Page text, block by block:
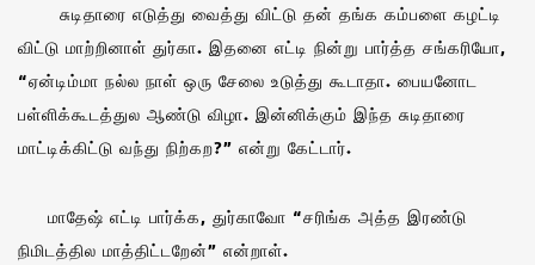
சுடிதாரை எடுத்து வைத்து விட்டு தன் தங்க கம்பளை கழட்டி
விட்டு மாற்றினாள் துர்கா. இதனை எட்டி நின்று பார்த்த சங்கரியோ,
“ஏன்டிம்மா நல்ல நாள் ஒரு சேலை உடுத்து கூடாதா. பையனோட
பள்ளிக்கூடத்துல ஆண்டு விழா. இன்னிக்கும் இந்த சுடிதாரை
மாட்டிக்கிட்டு வந்து நிற்கற?” என்று கேட்டார்.
மாதேஷ் எட்டி பார்க்க, துர்காவோ “சரிங்க அத்த இரண்டு
நிமிடத்தில மாத்திட்டறேன்” என்றாள்.